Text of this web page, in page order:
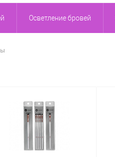
Осветление бровей